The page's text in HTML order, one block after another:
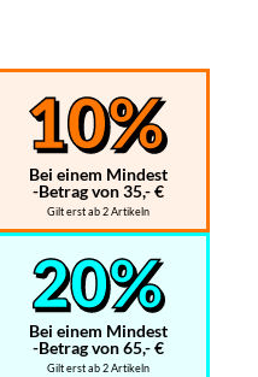
Bei einem Mindest
-Betrag von 35,- €
Gilt erst ab 2 Artikeln
Bei einem Mindest
-Betrag von 65,- €
Gilt erst ab 2 Artikeln